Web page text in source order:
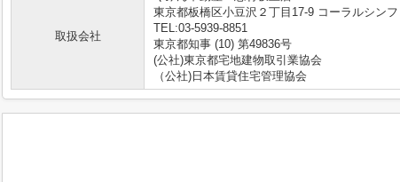
取扱会社
東京都板橋区小豆沢２丁目17-9 コーラルシン
TEL:03-5939-8851
東京都知事 (10) 第49836号
(公社)東京都宅地建物取引業協会
（公社)日本賃貸住宅管理協会